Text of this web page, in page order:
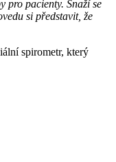
pro pacienty. Snaží se
si představit, že
spirometr, který